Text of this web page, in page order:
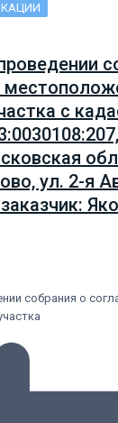
с
ул. 2-я
собрания о